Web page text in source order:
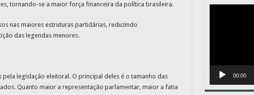
tornando-se a maior força financeira da política brasileira.
nas maiores estruturas partidárias, reduzindo
das legendas menores.
legislação eleitoral. O principal deles é o tamanho das
Quanto maior a representação parlamentar, maior a fatia
00:00